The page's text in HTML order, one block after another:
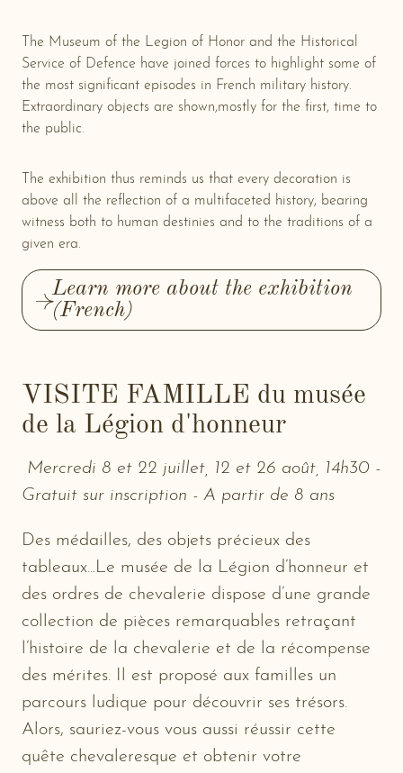
The Museum of the Legion of Honor and the Historical
Service of Defence have joined forces to highlight some of
the most significant episodes in French military history.
Extraordinary objects are shown,mostly for the first, time to
the public.
The exhibition thus reminds us that every decoration is
above all the reflection of a multifaceted history, bearing
witness both to human destinies and to the traditions of a
given era.
Learn more about the exhibition
(French)
VISITE FAMILLE du musée
de la Légion d'honneur
Mercredi 8 et 22 juillet, 12 et 26 août, 14h30 -
Gratuit sur inscription - A partir de 8 ans
Des médailles, des objets précieux des
tableaux...Le musée de la Légion d’honneur et
des ordres de chevalerie dispose d’une grande
collection de pièces remarquables retraçant
l’histoire de la chevalerie et de la récompense
des mérites. Il est proposé aux familles un
parcours ludique pour découvrir ses trésors.
Alors, sauriez-vous vous aussi réussir cette
quête chevaleresque et obtenir votre